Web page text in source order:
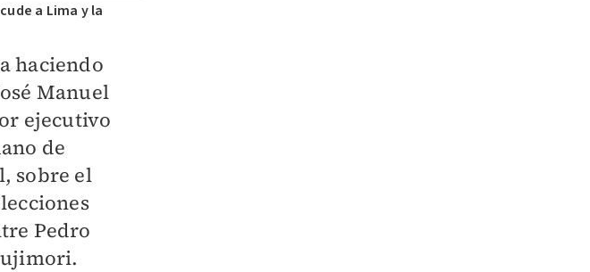
a Lima y la
haciendo
Manuel
ejecutivo
de
sobre el
Pedro